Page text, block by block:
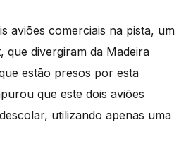
aviões comerciais na pista, um
que divergiram da Madeira
estão presos por esta
que este dois aviões
utilizando apenas uma